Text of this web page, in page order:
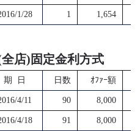
1/28 1 1,654
店)固定金利方式
期 日 日数 ｵﾌｧｰ額
4/11 90 8,000
4/18 91 8,000